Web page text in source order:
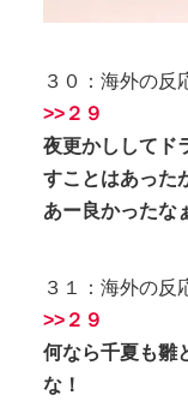
３０：海外の反
>>２９
夜更かししてド
すことはあった
あー良かったな
３１：海外の反
>>２９
何なら千夏も雛
な！